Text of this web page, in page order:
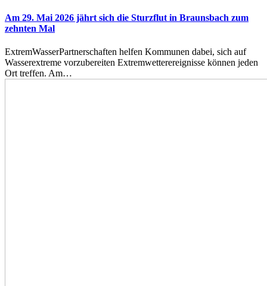
Am 29. Mai 2026 jährt sich die Sturzflut in Braunsbach zum
zehnten Mal
ExtremWasserPartnerschaften helfen Kommunen dabei, sich auf
Wasserextreme vorzubereiten Extremwetterereignisse können jeden
Ort treffen. Am…